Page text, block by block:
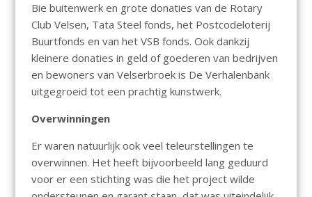
Bie buitenwerk en grote donaties van de Rotary
Club Velsen, Tata Steel fonds, het Postcodeloterij
Buurtfonds en van het VSB fonds. Ook dankzij
kleinere donaties in geld of goederen van bedrijven
en bewoners van Velserbroek is De Verhalenbank
uitgegroeid tot een prachtig kunstwerk.
Overwinningen
Er waren natuurlijk ook veel teleurstellingen te
overwinnen. Het heeft bijvoorbeeld lang geduurd
voor er een stichting was die het project wilde